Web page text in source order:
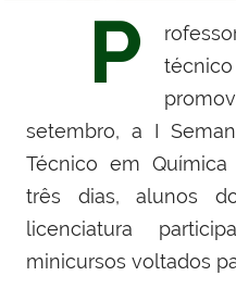
P
setembro, a I
Técnico em Química
três dias, alunos
licenciatura
minicursos voltados